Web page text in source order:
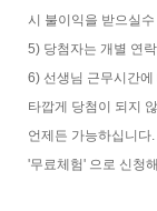
시 불이익을 받으실
5) 당첨자는 개별 연
6) 선생님 근무시간
타깝게 당첨이 되지
언제든 가능하십니다
'무료체험' 으로 신청